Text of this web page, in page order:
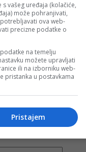
da se suzdrže od vrijeđanja,
broja komentara Banjaluka.com
sadržaji koji mogu biti
vašeg uređaja (kolačiće,
može pohranjivati,
ova web-
precizne podatke o
na temelju
možete upravljati
ili na izborniku web-
pristanka u postavkama
Pristajem